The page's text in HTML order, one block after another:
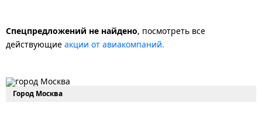
Спецпредложений не найдено, посмотреть все
действующие акции от авиакомпаний.
Город Москва